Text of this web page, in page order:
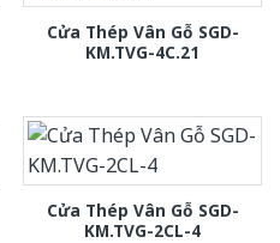
Cửa Thép Vân Gỗ SGD-
KM.TVG-4C.21
Cửa Thép Vân Gỗ SGD-
KM.TVG-2CL-4